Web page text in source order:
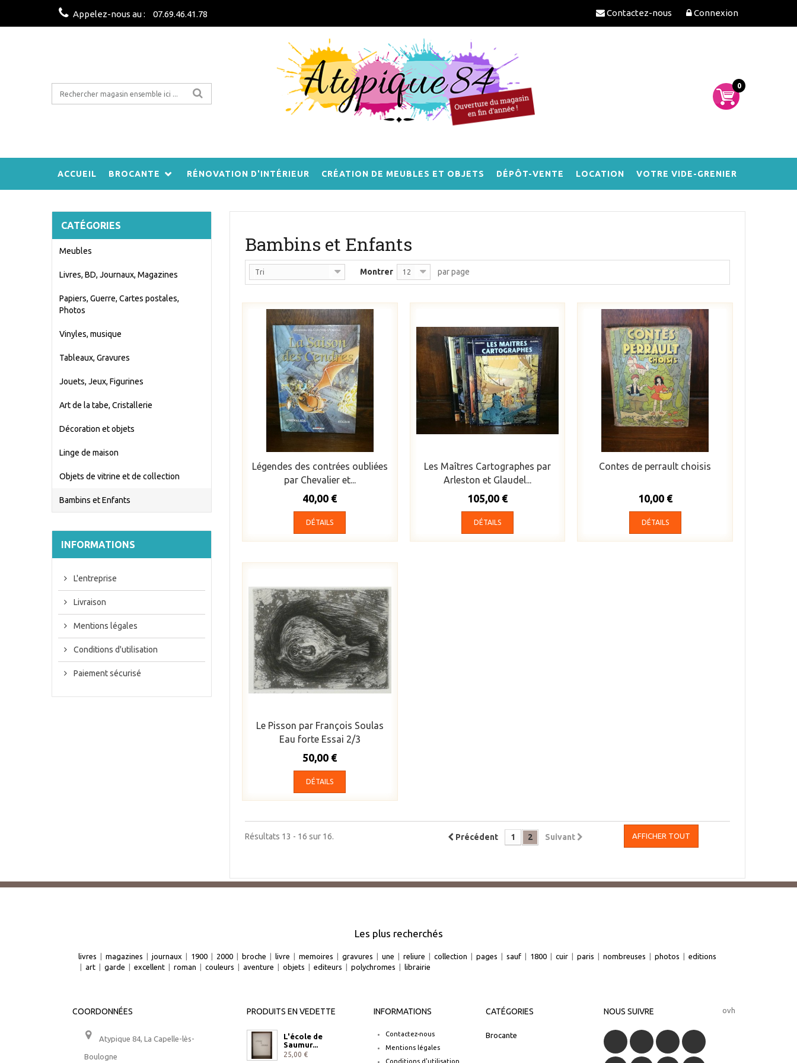
Connexion
Contactez-nous
Appelez-nous au : 07.69.46.41.78
0
ACCUEIL BROCANTE RÉNOVATION D'INTÉRIEUR CRÉATION DE MEUBLES ET OBJETS DÉPÔT-VENTE LOCATION VOTRE VIDE-GRENIER
CATÉGORIES
Meubles
Livres, BD, Journaux, Magazines
Papiers, Guerre, Cartes postales,
Photos
Vinyles, musique
Tableaux, Gravures
Jouets, Jeux, Figurines
Art de la tabe, Cristallerie
Décoration et objets
Linge de maison
Objets de vitrine et de collection
Bambins et Enfants
INFORMATIONS
L'entreprise
Livraison
Mentions légales
Conditions d'utilisation
Paiement sécurisé
Bambins et Enfants
Tri Montrer 12 par page
Légendes des contrées oubliées
par Chevalier et...
40,00 €
DÉTAILS
Les Maîtres Cartographes par
Arleston et Glaudel...
105,00 €
DÉTAILS
Contes de perrault choisis
10,00 €
DÉTAILS
Le Pisson par François Soulas
Eau forte Essai 2/3
50,00 €
DÉTAILS
AFFICHER TOUT
Précédent 1 2 Suivant
Résultats 13 - 16 sur 16.
Les plus recherchés
livres magazines journaux 1900 2000 broche livre memoires gravures une reliure collection pages sauf 1800 cuir paris nombreuses photos
editions
art garde excellent roman couleurs aventure objets editeurs polychromes librairie
COORDONNÉES
Atypique 84, La Capelle-lès-
Boulogne
PRODUITS EN VEDETTE
L'école de
Saumur...
25,00 €
INFORMATIONS
Contactez-nous
Mentions légales
Conditions d'utilisation
CATÉGORIES
Brocante
NOUS SUIVRE ovh